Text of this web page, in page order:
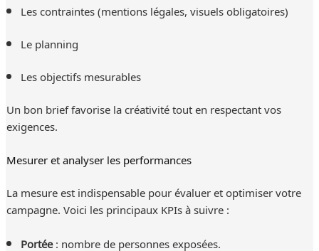
Les contraintes (mentions légales, visuels obligatoires)
Le planning
Les objectifs mesurables
Un bon brief favorise la créativité tout en respectant vos
exigences.
Mesurer et analyser les performances
La mesure est indispensable pour évaluer et optimiser votre
campagne. Voici les principaux KPIs à suivre :
Portée: nombre de personnes exposées.